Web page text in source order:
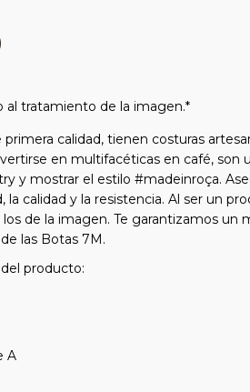
al tratamiento de la imagen.*
calidad, tienen costuras
en multifacéticas en café, son
y mostrar el estilo #madeinroça.
calidad y la resistencia. Al ser un
de la imagen. Te garantizamos un
las Botas 7M.
producto:
A